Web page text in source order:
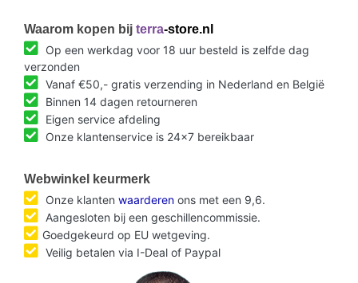
Waarom kopen bij terra-store.nl
Op een werkdag voor 18 uur besteld is zelfde dag
verzonden
Vanaf €50,- gratis verzending in Nederland en België
Binnen 14 dagen retourneren
Eigen service afdeling
Onze klantenservice is 24x7 bereikbaar
Webwinkel keurmerk
Onze klanten waarderen ons met een 9,6.
Aangesloten bij een geschillencommissie.
Goedgekeurd op EU wetgeving.
Veilig betalen via I-Deal of Paypal